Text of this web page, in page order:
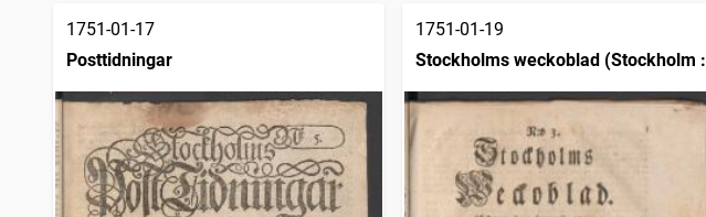
1751-01-17
Posttidningar
1751-01-19
Stockholms weckoblad (Stockholm :